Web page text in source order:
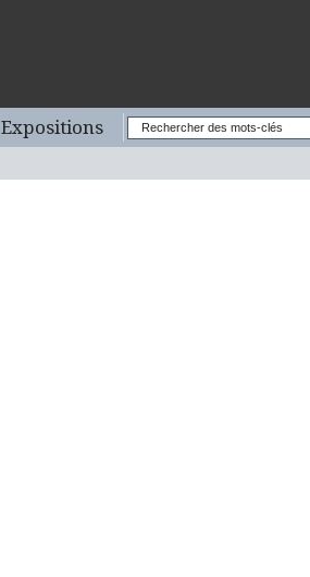
Expositions